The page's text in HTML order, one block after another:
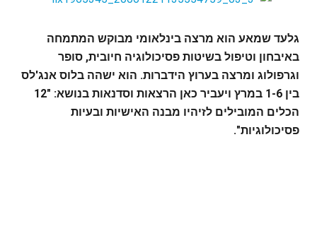
גלעד שמאע הוא מרצה בינלאומי מבוקש המתמחה
באיבחון וטיפול בשיטות פסיכולוגיה חיובית, סופר
וגרפולוג ומרצה בערוץ הידברות. הוא ישהה בלוס אנג'לס
בין 1-6 במרץ ויעביר כאן הרצאות וסדנאות בנושא: "12
הכלים המובילים לזיהיו מבנה האישיות ובעיות
פסיכולוגיות".